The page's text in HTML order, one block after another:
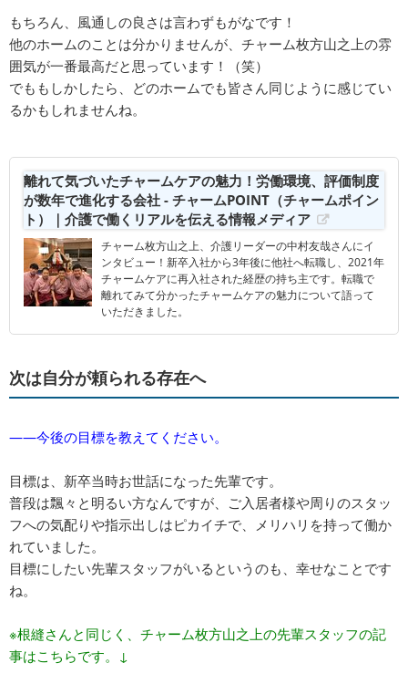
もちろん、風通しの良さは言わずもがなです！
他のホームのことは分かりませんが、チャーム枚方山之上の雰
囲気が一番最高だと思っています！（笑）
でももしかしたら、どのホームでも皆さん同じように感じてい
るかもしれませんね。
離れて気づいたチャームケアの魅力！労働環境、評価制度
が数年で進化する会社 - チャームPOINT（チャームポイン
ト）｜介護で働くリアルを伝える情報メディア
チャーム枚方山之上、介護リーダーの中村友哉さんにイ
ンタビュー！新卒入社から3年後に他社へ転職し、2021年
チャームケアに再入社された経歴の持ち主です。転職で
離れてみて分かったチャームケアの魅力について語って
いただきました。
次は自分が頼られる存在へ
――今後の目標を教えてください。
目標は、新卒当時お世話になった先輩です。
普段は飄々と明るい方なんですが、ご入居者様や周りのスタッ
フへの気配りや指示出しはピカイチで、メリハリを持って働か
れていました。
目標にしたい先輩スタッフがいるというのも、幸せなことです
ね。
※根縫さんと同じく、チャーム枚方山之上の先輩スタッフの記
事はこちらです。↓